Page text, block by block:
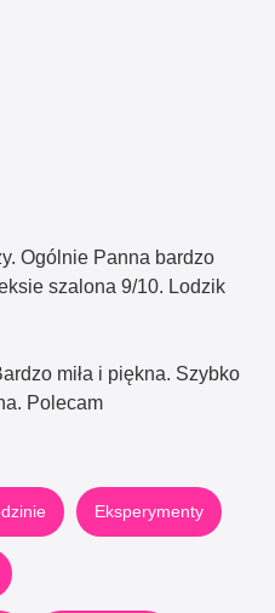
Ogólnie Panna bardzo
szalona 9/10. Lodzik
miła i piękna. Szybko
Polecam
Eksperymenty